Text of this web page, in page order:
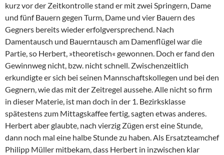
kurz vor der Zeitkontrolle stand er mit zwei Springern, Dame
und fünf Bauern gegen Turm, Dame und vier Bauern des
Gegners bereits wieder erfolgversprechend. Nach
Damentausch und Bauerntausch am Damenflügel war die
Partie, so Herbert, »theoretisch« gewonnen. Doch er fand den
Gewinnweg nicht, bzw. nicht schnell. Zwischenzeitlich
erkundigte er sich bei seinen Mannschaftskollegen und bei den
Gegnern, wie das mit der Zeitregel aussehe. Alle nicht so firm
in dieser Materie, ist man doch in der 1. Bezirksklasse
spätestens zum Mittagskaffee fertig, sagten etwas anderes.
Herbert aber glaubte, nach vierzig Zügen erst eine Stunde,
dann noch mal eine halbe Stunde zu haben. Als Ersatzteamchef
Philipp Müller mitbekam, dass Herbert in inzwischen klar